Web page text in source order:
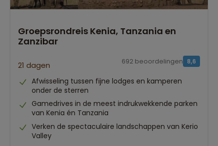
Groepsrondreis Kenia, Tanzania en
Zanzibar
21 dagen 8,6
692 beoordelingen
Afwisseling tussen fijne lodges en kamperen
onder de sterren
Gamedrives in de meest indrukwekkende parken
van Kenia én Tanzania
Verken de spectaculaire landschappen van Kerio
Valley